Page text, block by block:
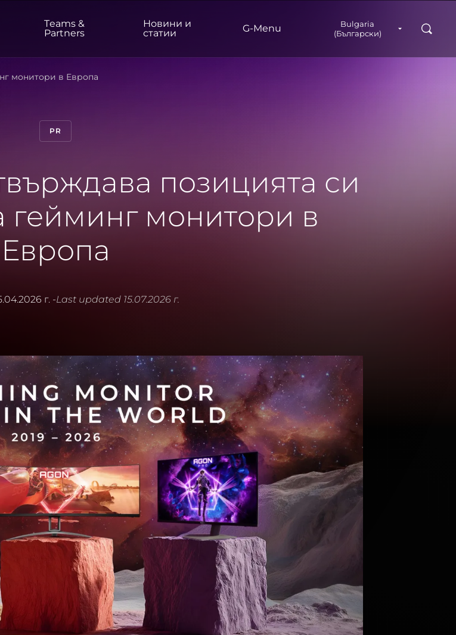
High Resolution
Professional
USB-C
Teams &
Partners
Новини и
статии
G‑Menu
Bulgaria
(Български)
Search
монитори в Европа
позицията си
гейминг монитори в
Европа
PR
г. -Last updated 15.07.2026 г.